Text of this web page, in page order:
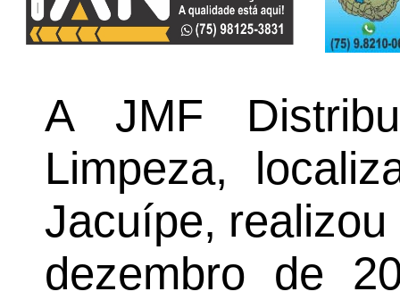
A JMF
Limpeza,
Jacuípe,
dezembro de